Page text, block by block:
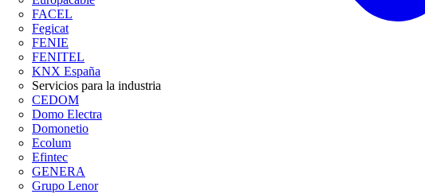
FACEL
Fegicat
FENIE
FENITEL
KNX España
Servicios para la industria
CEDOM
Domo Electra
Domonetio
Ecolum
Efintec
GENERA
Grupo Lenor